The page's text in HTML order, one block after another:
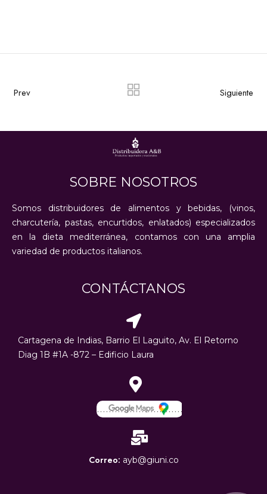
Prev Siguiente
SOBRE NOSOTROS
Somos distribuidores de alimentos y bebidas, (vinos,
charcutería, pastas, encurtidos, enlatados) especializados
en la dieta mediterránea, contamos con una amplia
variedad de productos italianos.
CONTÁCTANOS
Cartagena de Indias, Barrio El Laguito, Av. El Retorno
Diag 1B #1A -872 – Edificio Laura
………………………..
Correo: ayb@giuni.co